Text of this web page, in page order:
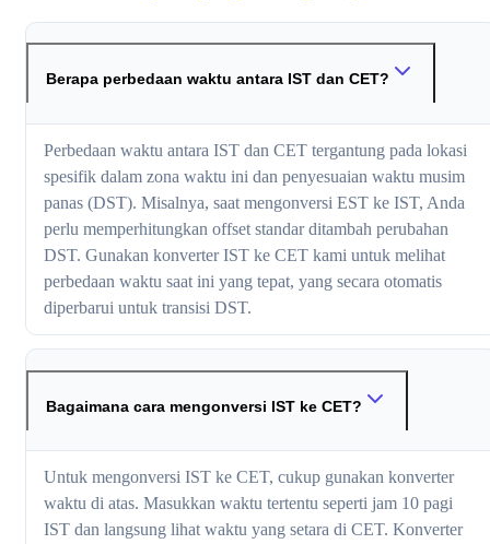
Berapa perbedaan waktu antara IST dan CET?
Perbedaan waktu antara IST dan CET tergantung pada lokasi
spesifik dalam zona waktu ini dan penyesuaian waktu musim
panas (DST). Misalnya, saat mengonversi EST ke IST, Anda
perlu memperhitungkan offset standar ditambah perubahan
DST. Gunakan konverter IST ke CET kami untuk melihat
perbedaan waktu saat ini yang tepat, yang secara otomatis
diperbarui untuk transisi DST.
Bagaimana cara mengonversi IST ke CET?
Untuk mengonversi IST ke CET, cukup gunakan konverter
waktu di atas. Masukkan waktu tertentu seperti jam 10 pagi
IST dan langsung lihat waktu yang setara di CET. Konverter